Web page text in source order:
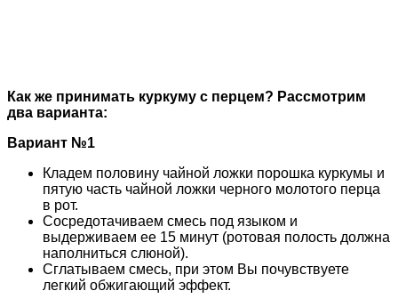
Как же принимать куркуму с перцем? Рассмотрим
два варианта:
Вариант №1
Кладем половину чайной ложки порошка куркумы и
пятую часть чайной ложки черного молотого перца
в рот.
Сосредотачиваем смесь под языком и
выдерживаем ее 15 минут (ротовая полость должна
наполниться слюной).
Сглатываем смесь, при этом Вы почувствуете
легкий обжигающий эффект.